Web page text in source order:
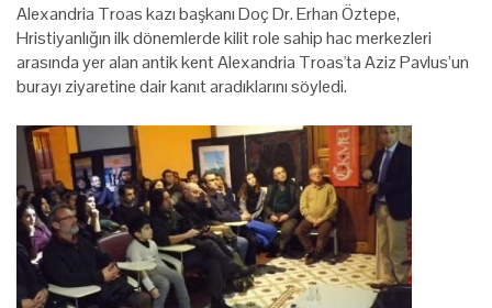
Alexandria Troas kazı başkanı Doç Dr. Erhan Öztepe,
Hristiyanlığın ilk dönemlerde kilit role sahip hac merkezleri
arasında yer alan antik kent Alexandria Troas'ta Aziz Pavlus’un
burayı ziyaretine dair kanıt aradıklarını söyledi.